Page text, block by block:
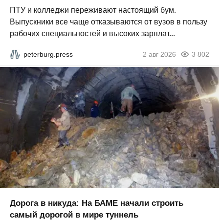
ПТУ и колледжи переживают настоящий бум.
Выпускники все чаще отказываются от вузов в пользу
рабочих специальностей и высоких зарплат...
peterburg.press 2 авг 2026 3 802
Дорога в никуда: На БАМЕ начали строить
самый дорогой в мире туннель